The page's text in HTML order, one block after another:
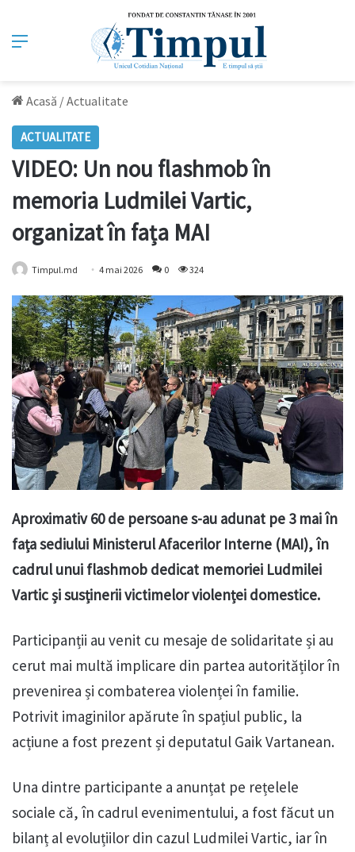
Meniu
Acasă /Actualitate
ACTUALITATE
VIDEO: Un nou flashmob în
memoria Ludmilei Vartic,
organizat în fața MAI
Timpul.md 4 mai 2026 0 324
Aproximativ 60 de persoane s-au adunat pe 3 mai în
fața sediului Ministerul Afacerilor Interne (MAI), în
cadrul unui flashmob dedicat memoriei Ludmilei
Vartic și susținerii victimelor violenței domestice.
Participanții au venit cu mesaje de solidaritate și au
cerut mai multă implicare din partea autorităților în
prevenirea și combaterea violenței în familie.
Potrivit imaginilor apărute în spațiul public, la
acțiune a fost prezent și deputatul Gaik Vartanean.
Una dintre participante a anunțat pe rețelele
sociale că, în cadrul evenimentului, a fost făcut un
bilanț al evoluțiilor din cazul Ludmilei Vartic, iar în